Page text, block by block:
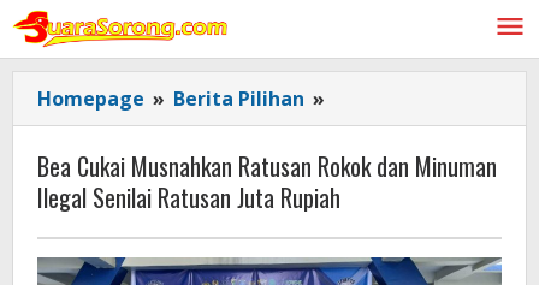
Lewati
konten
Homepage » Berita Pilihan »
Cukai
Musnahkan
Ratusan
Rokok
dan
Minuman
Bea Cukai Musnahkan Ratusan Rokok dan Minuman
Ilegal Senilai Ratusan Juta Rupiah